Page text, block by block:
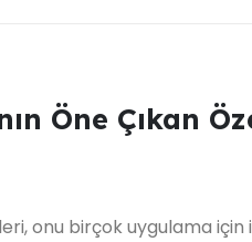
Öne Çıkan
onu birçok uygulama için